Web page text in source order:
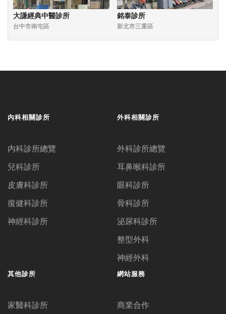
大謙經典中醫診所
台中市南屯區
銘泰診所
新北市三重區
內科相關診所
內科診所總覽
兒科診所
皮膚科診所
復健科診所
神經科診所
外科相關診所
外科診所總覽
耳鼻喉科診所
眼科診所
骨科診所
泌尿科診所
整型外科
神經外科
其他診所
家醫科診所
網站服務
商業合作